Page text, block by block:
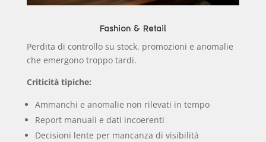
Fashion & Retail
Perdita di controllo su stock, promozioni e anomalie
che emergono troppo tardi.
Criticità tipiche:
Ammanchi e anomalie non rilevati in tempo
Report manuali e dati incoerenti
Decisioni lente per mancanza di visibilità